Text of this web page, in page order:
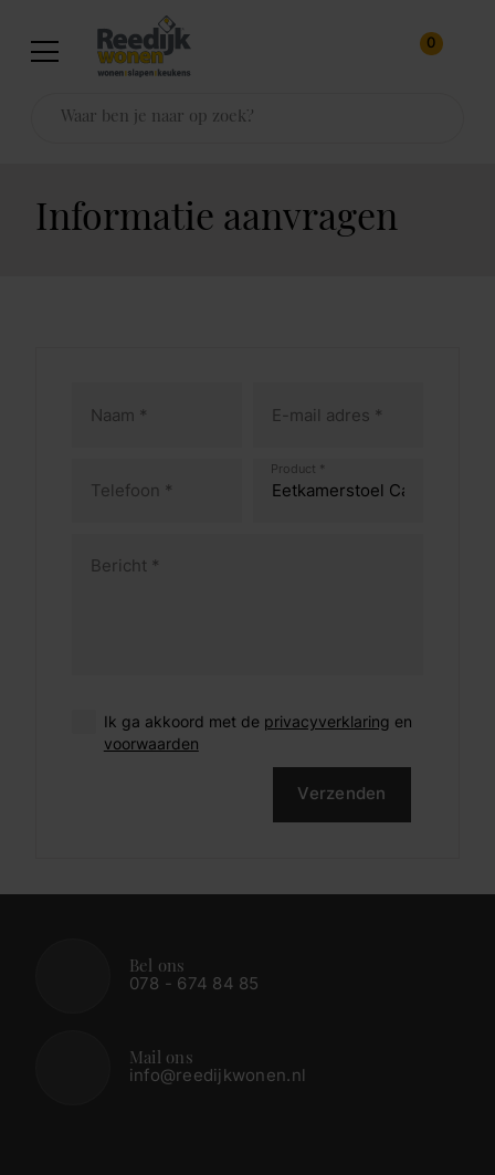
0
Informatie aanvragen
Product *
Ik ga akkoord met de privacyverklaring en
voorwaarden
Verzenden
Bel ons
078 - 674 84 85
Mail ons
info@reedijkwonen.nl